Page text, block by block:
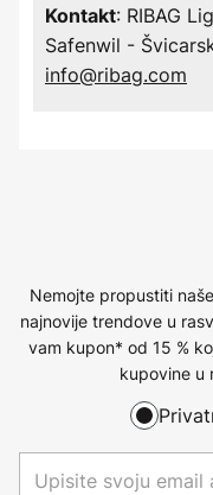
Kontakt: RIBAG
Safenwil -
info@ribag.com
Nemojte propustiti
najnovije trendove u
vam kupon* od 15 %
kupovine u